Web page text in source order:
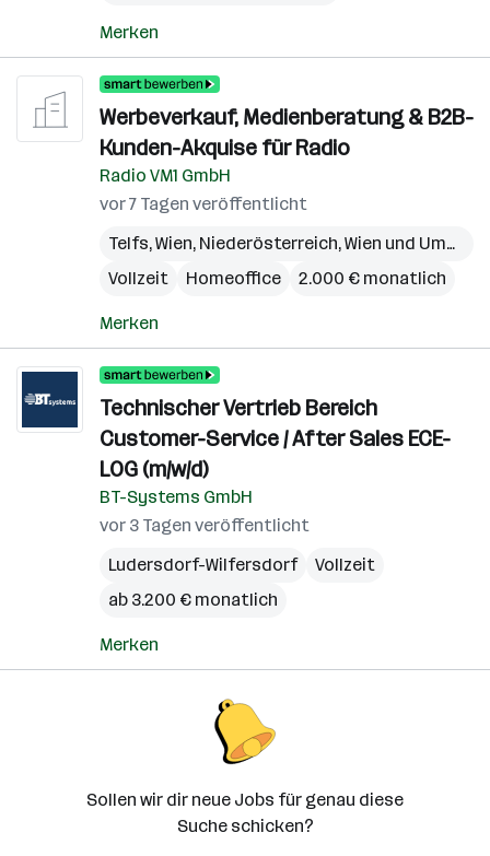
Merken
Werbeverkauf, Medienberatung & B2B-
Kunden-Akquise für Radio
Radio VM1 GmbH
vor 7 Tagen veröffentlicht
Telfs,Wien, Niederösterreich,Wien und Umgebung
Vollzeit
Homeoffice 2.000 € monatlich
Merken
Technischer Vertrieb Bereich
Customer-Service / After Sales ECE-
LOG (m/w/d)
BT-Systems GmbH
vor 3 Tagen veröffentlicht
Ludersdorf-Wilfersdorf
Vollzeit
ab 3.200 € monatlich
Merken
Sollen wir dir neue Jobs für genau diese
Suche schicken?